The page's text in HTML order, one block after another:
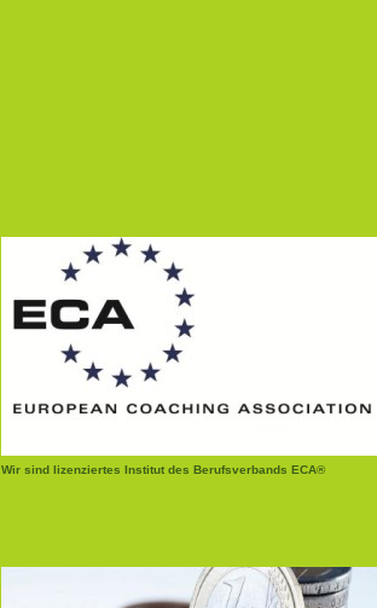
Wir sind lizenziertes Institut des Berufsverbands ECA®